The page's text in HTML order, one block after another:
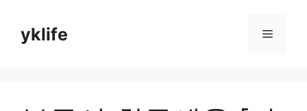
contentyklife Menu